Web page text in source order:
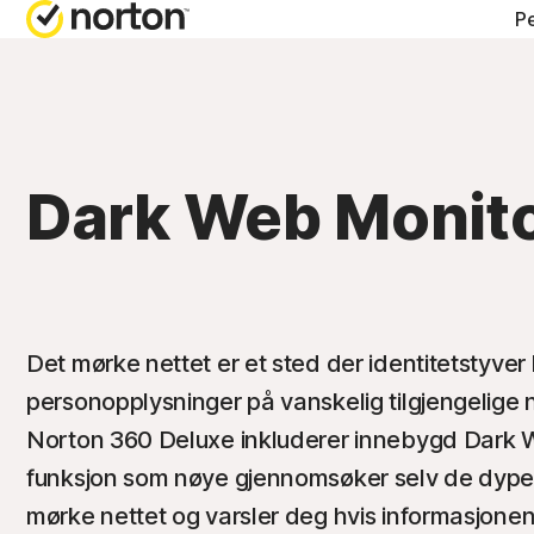
Dark Web
Det mørke nettet er et sted der identitetstyver
personopplysninger på vanskelig tilgjengelige
Norton 360 Deluxe inkluderer innebygd Dark
funksjon som nøye gjennomsøker selv de
mørke nettet og varsler deg hvis